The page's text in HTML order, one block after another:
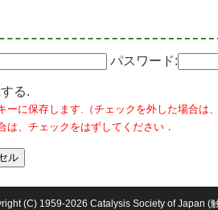
パスワード:
る.
ーに保存します.（チェックを外した場合は
は、チェックをはずしてください．
(C) 1959-2026 Catalysis Society of Japan (